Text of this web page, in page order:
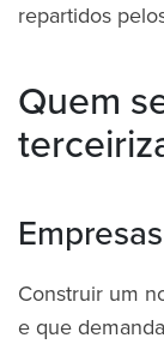
repartidos
Quem
Construir um
e que